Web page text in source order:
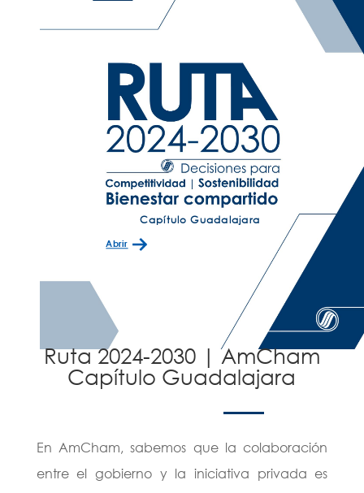
Ruta 2024-2030 | AmCham
Capítulo Guadalajara
En AmCham, sabemos que la colaboración
entre el gobierno y la iniciativa privada es